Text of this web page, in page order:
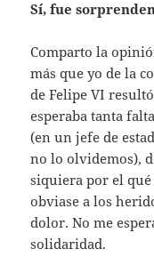
Sí, fue
Comparto la
más que yo de la
de Felipe VI
esperaba tanta
(en un jefe de
no lo olvidemos),
siquiera por el qué
obviase a los
dolor. No me
solidaridad.